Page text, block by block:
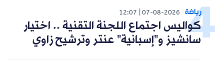
رياضة 07-08-2026
12:07
كواليس اجتماع اللجنة التقنية .. اختيار
سانشيز و"إسبانية" عنتر وترشيح زاوي